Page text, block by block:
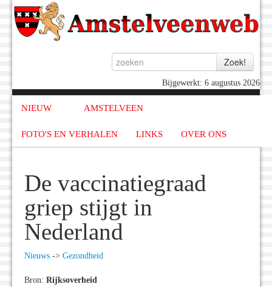
Bijgewerkt: 6 augustus 2026
NIEUW AMSTELVEEN
FOTO'S EN VERHALEN LINKS OVER ONS
De vaccinatiegraad
griep stijgt in
Nederland
Nieuws -> Gezondheid
Bron: Rijksoverheid